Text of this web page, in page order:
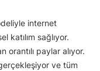
internet
katılım sağlıyor.
orantılı paylar alıyor.
ve tüm